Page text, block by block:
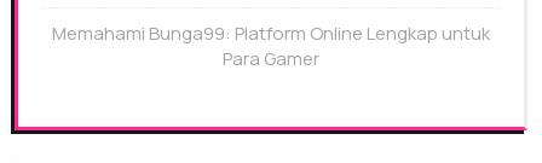
Memahami Bunga99: Platform Online Lengkap untuk
Para Gamer